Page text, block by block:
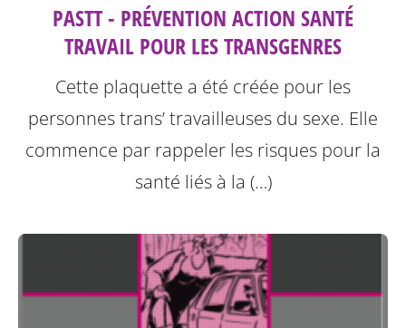
PASTT - PRÉVENTION ACTION SANTÉ
TRAVAIL POUR LES TRANSGENRES
Cette plaquette a été créée pour les
personnes trans’ travailleuses du sexe. Elle
commence par rappeler les risques pour la
santé liés à la (…)